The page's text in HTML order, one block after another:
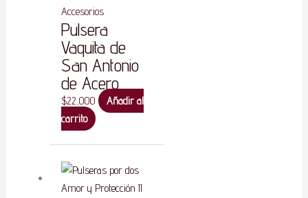
Accesorios
Pulsera
Vaquita de
San Antonio
de Acero
$22,000
Añadir al
carrito